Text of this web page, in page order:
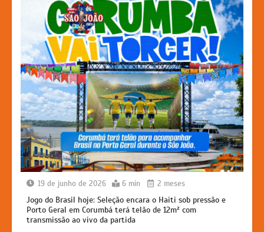
19 de junho de 2026 6 min 2 meses
Jogo do Brasil hoje: Seleção encara o Haiti sob pressão e
Porto Geral em Corumbá terá telão de 12m² com
transmissão ao vivo da partida